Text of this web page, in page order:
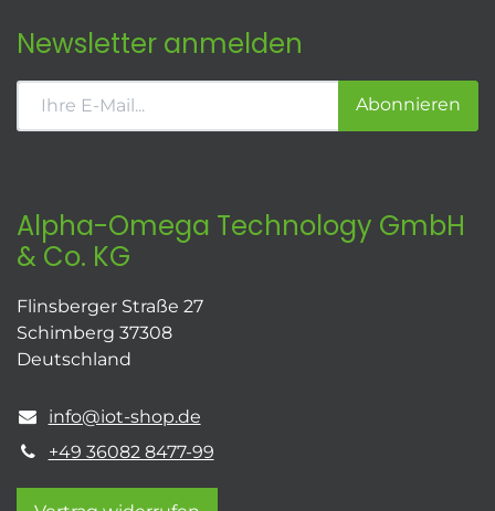
Newsletter anmelden
Abonnieren
Alpha-Omega Technology GmbH
& Co. KG
Flinsberger Straße 27
Schimberg 37308
Deutschland
info@iot-shop.de
+49 36082 8477-99